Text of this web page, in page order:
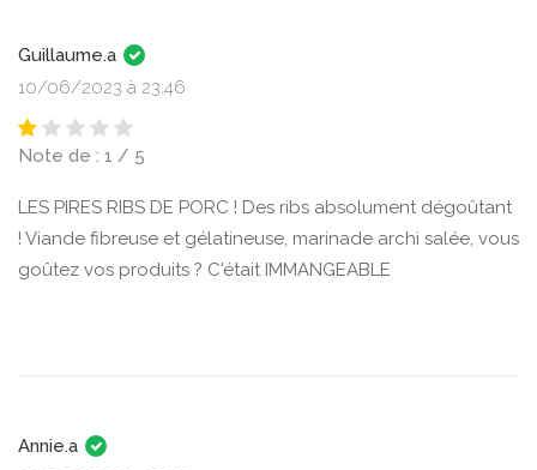
Guillaume.a
10/06/2023 à 23:46
Note de : 1 / 5
LES PIRES RIBS DE PORC ! Des ribs absolument dégoûtant
! Viande fibreuse et gélatineuse, marinade archi salée, vous
goûtez vos produits ? C'était IMMANGEABLE
Annie.a